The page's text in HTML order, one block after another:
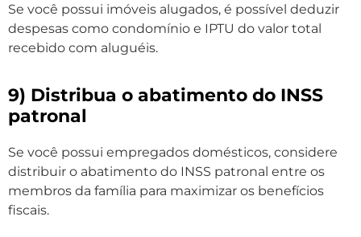
Se você possui imóveis alugados, é possível deduzir
despesas como condomínio e IPTU do valor total
recebido com aluguéis.
9) Distribua o abatimento do INSS
patronal
Se você possui empregados domésticos, considere
distribuir o abatimento do INSS patronal entre os
membros da família para maximizar os benefícios
fiscais.